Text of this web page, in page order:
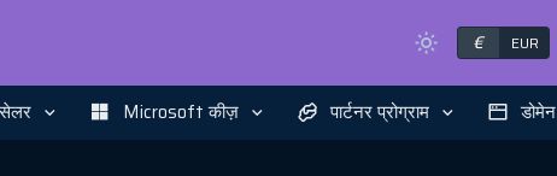
€ EUR
Microsoft कीज़ पार्टनर प्रोग्राम डोमेन